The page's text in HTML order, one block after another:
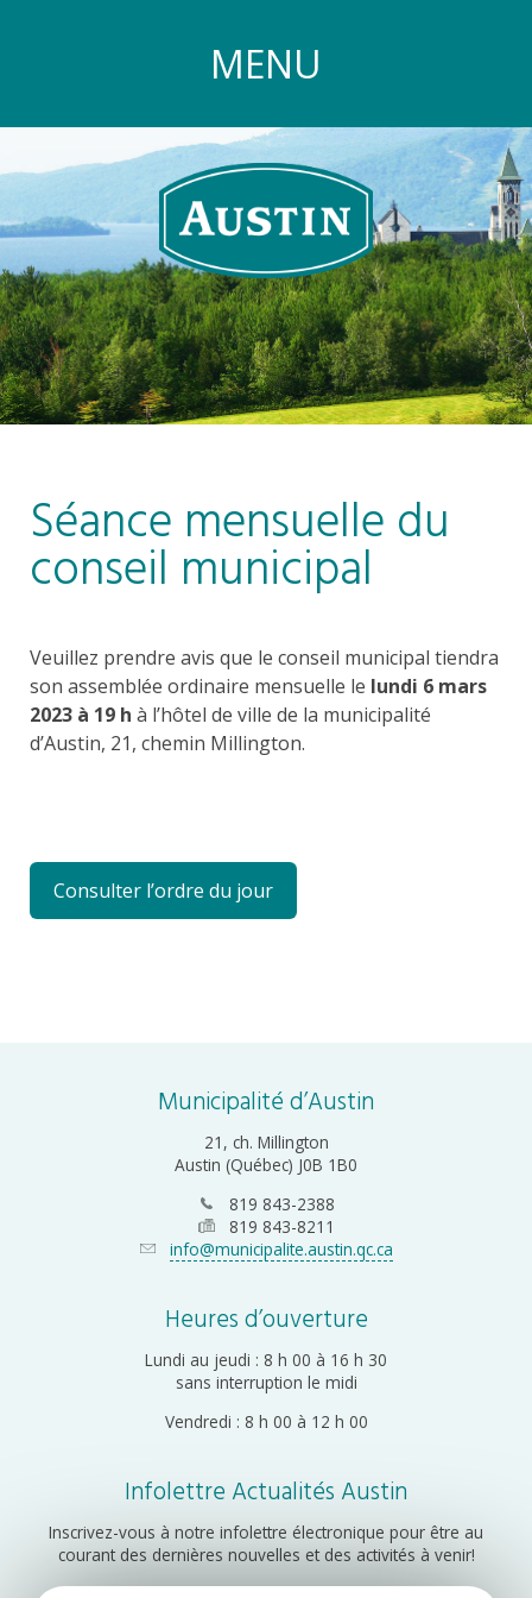
MENU
Séance mensuelle du
conseil municipal
Veuillez prendre avis que le conseil municipal tiendra
son assemblée ordinaire mensuelle le lundi 6 mars
2023 à 19 h à l’hôtel de ville de la municipalité
d’Austin, 21, chemin Millington.
Consulter l’ordre du jour
Municipalité d’Austin
21, ch. Millington
Austin (Québec) J0B 1B0
819 843-2388
819 843-8211
info@municipalite.austin.qc.ca
Heures d’ouverture
Lundi au jeudi : 8 h 00 à 16 h 30
sans interruption le midi
Vendredi : 8 h 00 à 12 h 00
Infolettre Actualités Austin
Inscrivez-vous à notre infolettre électronique pour être au
courant des dernières nouvelles et des activités à venir!